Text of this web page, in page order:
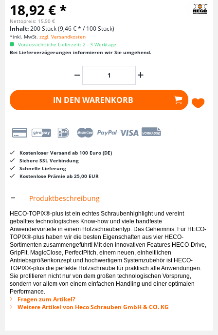
18,92 € *
Nettopreis: 15,90 €
Inhalt:200 Stück (9,46 € * / 100 Stück)
*inkl. MwSt. zzgl. Versandkosten
Voraussichtliche Lieferzeit: 2 - 3 Werktage
Bei Lieferverzögerungen informieren wir Sie umgehend.
IN DEN WARENKORB
Kostenloser Versand ab 100 Euro (DE)
Sichere SSL Verbindung
Schnelle Lieferung
Kostenlose Prämie ab 25,00 EUR
Produktbeschreibung
HECO-TOPIX®-plus ist ein echtes Schraubenhighlight und vereint
geballtes technologisches Know-how und viele handfeste
Anwendervorteile in einem Holzschraubentyp. Das Geheimnis: Für HECO-
TOPIX®-plus haben wir die besten Eigenschaften aus vier HECO-
Sortimenten zusammengeführt! Mit den innovativen Features HECO-Drive,
GripFit, MagicClose, PerfectPitch, einem neuen, einheitlichen
Antriebsgrößenkonzept und hochwertigem Systemzubehör ist HECO-
TOPIX®-plus die perfekte Holzschraube für praktisch alle Anwendungen.
Sie profitieren nicht nur von dem großen technologischen Vorsprung,
sondern vor allem von einem einfachen Handling und einer optimalen
Performance.
Fragen zum Artikel?
Weitere Artikel von Heco Schrauben GmbH & CO. KG